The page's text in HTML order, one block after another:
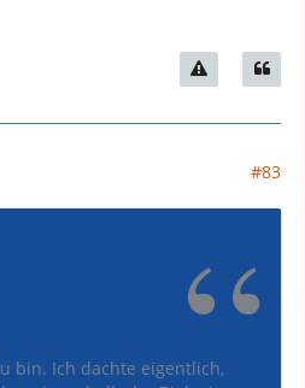
#83
bin. Ich dachte eigentlich,